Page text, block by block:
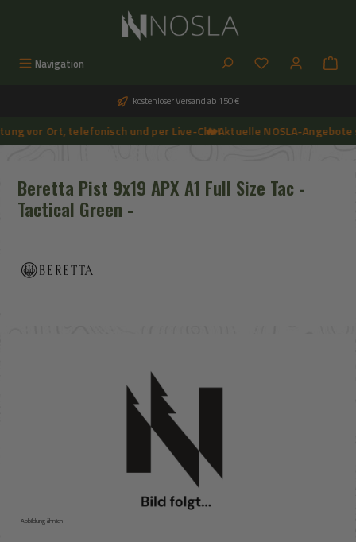
Navigation Du hast 0
kostenloser Versand ab 150 €
vor Ort, telefonisch und per Live-Chat
➔
🔥 Aktuelle NOSLA-Angebote
Beretta Pist 9x19 APX A1 Full Size Tac -
Tactical Green -
Abbildung ähnlich